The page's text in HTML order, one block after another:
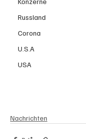
Russland
Corona
U.S.A
USA
Nachrichten